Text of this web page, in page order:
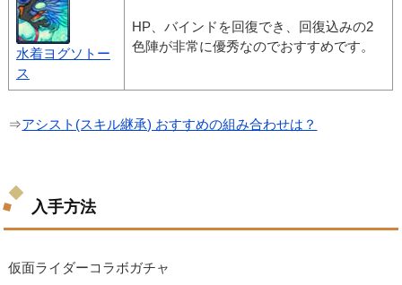
水着ヨグソトー
ス
HP、バインドを回復でき、回復込みの2
色陣が非常に優秀なのでおすすめです。
⇒アシスト(スキル継承) おすすめの組み合わせは？
入手方法
仮面ライダーコラボガチャ